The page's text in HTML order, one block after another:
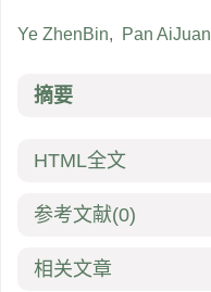
Ye ZhenBin, Pan AiJuan
摘要
HTML全文
参考文献(0)
相关文章